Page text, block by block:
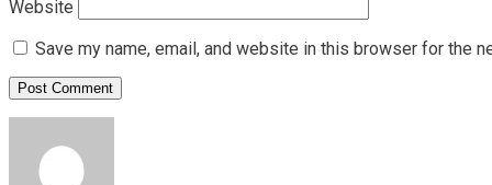
Website
Save my name, email, and website in this browser for the